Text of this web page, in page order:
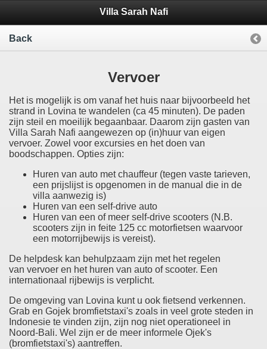
Villa Sarah Nafi
Back
Vervoer
Het is mogelijk is om vanaf het huis naar bijvoorbeeld het
strand in Lovina te wandelen (ca 45 minuten). De paden
zijn steil en moeilijk begaanbaar. Daarom zijn gasten van
Villa Sarah Nafi aangewezen op (in)huur van eigen
vervoer. Zowel voor excursies en het doen van
boodschappen. Opties zijn:
Huren van auto met chauffeur (tegen vaste tarieven,
een prijslijst is opgenomen in de manual die in de
villa aanwezig is)
Huren van een self-drive auto
Huren van een of meer self-drive scooters (N.B.
scooters zijn in feite 125 cc motorfietsen waarvoor
een motorrijbewijs is vereist).
De helpdesk kan behulpzaam zijn met het regelen
van vervoer en het huren van auto of scooter. Een
internationaal rijbewijs is verplicht.
De omgeving van Lovina kunt u ook fietsend verkennen.
Grab en Gojek bromfietstaxi's zoals in veel grote steden in
Indonesie te vinden zijn, zijn nog niet operationeel in
Noord-Bali. Wel zijn er de meer informele Ojek's
(bromfietstaxi's) aantreffen.